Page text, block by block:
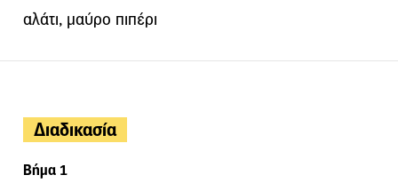
αλάτι, μαύρο πιπέρι
Διαδικασία
Βήμα 1